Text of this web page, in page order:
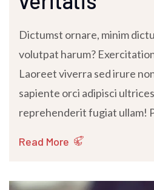
Dictumst ornare, minim
volutpat harum?
Laoreet viverra sed irure
sapiente orci adipisci
reprehenderit fugiat ullam!
Read More